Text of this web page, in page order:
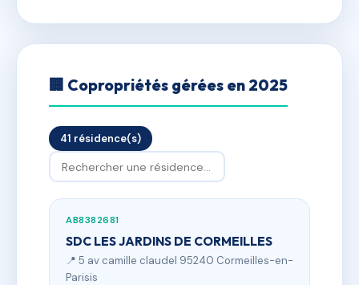
🏢 Copropriétés gérées en 2025
41 résidence(s)
AB8382681
SDC LES JARDINS DE CORMEILLES
📍 5 av camille claudel 95240 Cormeilles-en-
Parisis